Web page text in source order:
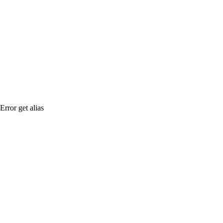
Error get alias